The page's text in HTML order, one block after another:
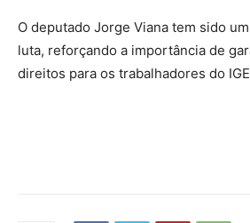
O deputado Jorge Viana tem sido
luta, reforçando a importância de
direitos para os trabalhadores do